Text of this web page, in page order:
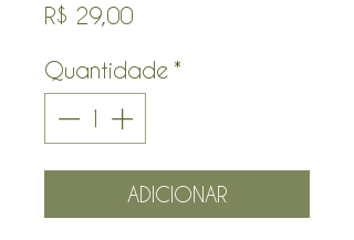
R$ 29,00Preço
Quantidade *
ADICIONAR